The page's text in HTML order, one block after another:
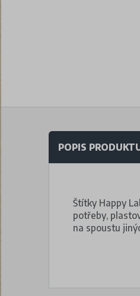
POPIS
Štítky Happy
potřeby,
na spoustu